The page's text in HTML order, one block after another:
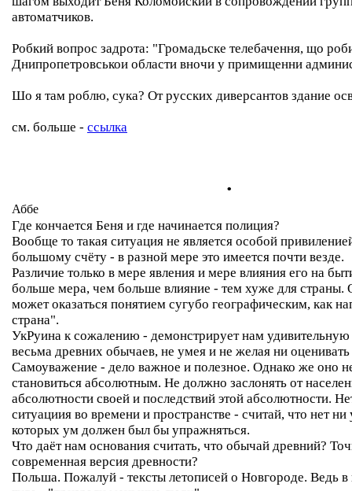
автоматчиков.
Робкий вопрос задрота: "Громадьске телебачення, що
Днипропетровськои области вночи у примищенни
Шо я там роблю, сука? От русских диверсантов здание
см. больше - ссылка
.
Аббе
Где кончается Беня и где начинается полиция?
Вообще то такая ситуация не является особой
большому счёту - в разной мере это имеется почти везде.
Различие только в мере явления и мере влияния его на
больше мера, чем больше влияние - тем хуже для страны.
может оказаться понятием сугубо географическим, как
страна".
УкРуина к сожалению - демонстрирует нам удивительную
весьма древних обычаев, не умея и не желая ни
Самоуважение - дело важное и полезное. Однако же оно
становиться абсолютным. Не должно заслонять от
абсолютности своей и последствий этой абсолютности.
ситуациия во времени и пространстве - считай, что нет
которых ум должен был бы упражняться.
Что даёт нам основания считать, что обычай древний?
современная версия древности?
Польша. Пожалуй - тексты летописей о Новгороде. Ведь в